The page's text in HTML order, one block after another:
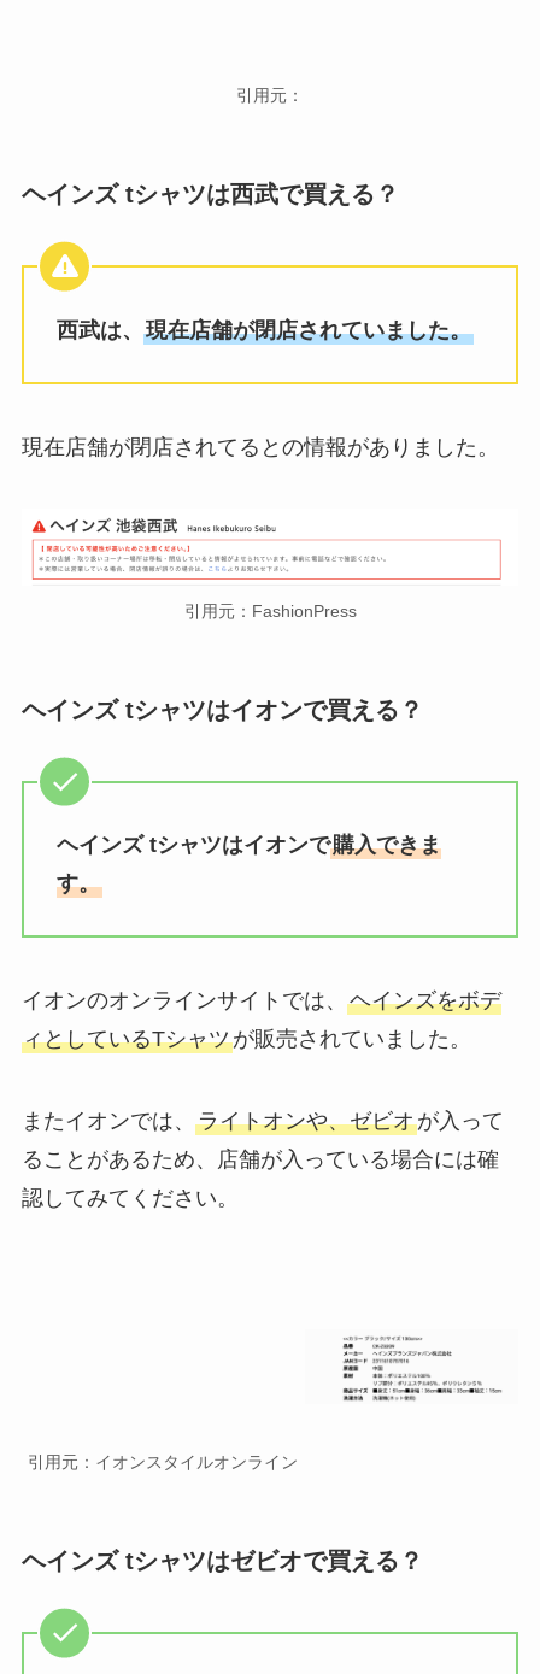
引用元：
ヘインズ tシャツは西武で買える？
西武は、 現在店舗が閉店されていました。
現在店舗が閉店されてるとの情報がありました。
引用元：FashionPress
ヘインズ tシャツはイオンで買える？
ヘインズ tシャツはイオンで購入できま
す。
イオンのオンラインサイトでは、 ヘインズをボデ
ィとしているTシャツが販売されていました。
またイオンでは、 ライトオンや、ゼビオが入って
ることがあるため、店舗が入っている場合には確
認してみてください。
引用元：イオンスタイルオンライン
ヘインズ tシャツはゼビオで買える？